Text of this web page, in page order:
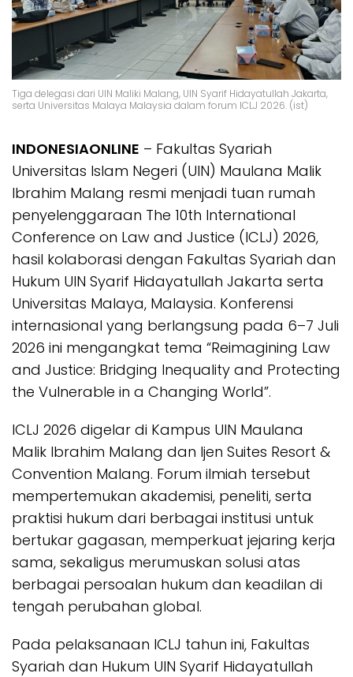
Tiga delegasi dari UIN Maliki Malang, UIN Syarif Hidayatullah Jakarta,
serta Universitas Malaya Malaysia dalam forum ICLJ 2026. (ist)
INDONESIAONLINE – Fakultas Syariah
Universitas Islam Negeri (UIN) Maulana Malik
Ibrahim Malang resmi menjadi tuan rumah
penyelenggaraan The 10th International
Conference on Law and Justice (ICLJ) 2026,
hasil kolaborasi dengan Fakultas Syariah dan
Hukum UIN Syarif Hidayatullah Jakarta serta
Universitas Malaya, Malaysia. Konferensi
internasional yang berlangsung pada 6–7 Juli
2026 ini mengangkat tema “Reimagining Law
and Justice: Bridging Inequality and Protecting
the Vulnerable in a Changing World”.
ICLJ 2026 digelar di Kampus UIN Maulana
Malik Ibrahim Malang dan Ijen Suites Resort &
Convention Malang. Forum ilmiah tersebut
mempertemukan akademisi, peneliti, serta
praktisi hukum dari berbagai institusi untuk
bertukar gagasan, memperkuat jejaring kerja
sama, sekaligus merumuskan solusi atas
berbagai persoalan hukum dan keadilan di
tengah perubahan global.
Pada pelaksanaan ICLJ tahun ini, Fakultas
Syariah dan Hukum UIN Syarif Hidayatullah